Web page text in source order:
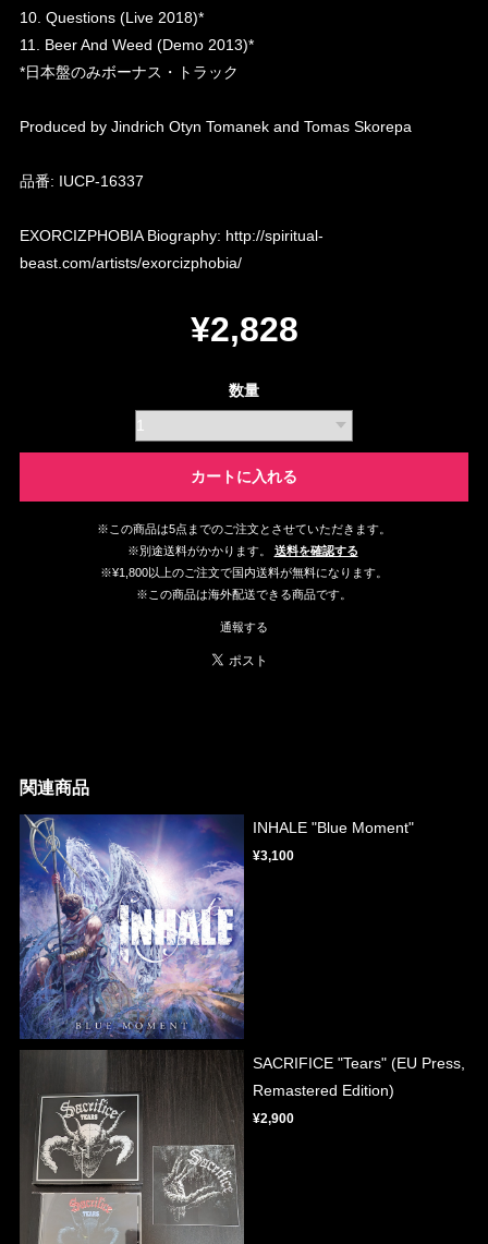
10. Questions (Live 2018)*
11. Beer And Weed (Demo 2013)*
*日本盤のみボーナス・トラック
Produced by Jindrich Otyn Tomanek and Tomas Skorepa
品番: IUCP-16337
EXORCIZPHOBIA Biography: http://spiritual-
beast.com/artists/exorcizphobia/
¥2,828
数量
カートに入れる
※この商品は5点までのご注文とさせていただきます。
※別途送料がかかります。
送料を確認する
※¥1,800以上のご注文で国内送料が無料になります。
※この商品は海外配送できる商品です。
通報する
関連商品
INHALE "Blue Moment"
¥3,100
SACRIFICE "Tears" (EU Press,
Remastered Edition)
¥2,900